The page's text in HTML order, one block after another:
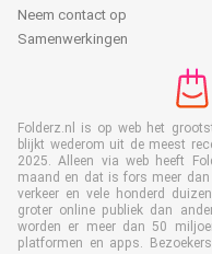
Neem contact op
Samenwerkingen
Folderz.nl is op web het
blijkt wederom uit de meest
2025. Alleen via web heeft
maand en dat is fors meer
verkeer en vele honderd
groter online publiek dan
worden er meer dan 50
platformen en apps.